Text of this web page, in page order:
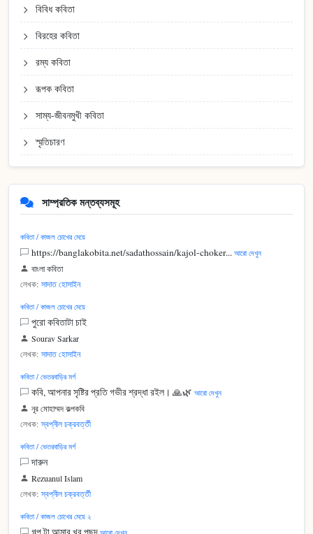
বিবিধ কবিতা
বিরহের কবিতা
রম্য কবিতা
রূপক কবিতা
সাম্য-জীবনমুখী কবিতা
স্মৃতিচারণ
সাম্প্রতিক মন্তব্যসমূহ
কবিতা / কাজল চোখের মেয়ে
https://banglakobita.net/sadathossain/kajol-choker... আরো দেখুন
বাংলা কবিতা
লেখক: সাদাত হোসাইন
কবিতা / কাজল চোখের মেয়ে
পুরো কবিতাটা চাই
Sourav Sarkar
লেখক: সাদাত হোসাইন
কবিতা / ভেতরবাড়ির মর্গ
কবি, আপনার সৃষ্টির প্রতি গভীর শ্রদ্ধা রইল। 🙏🌿 আরো দেখুন
নূর মোহাম্মদ কল্পকবি
লেখক: স্বপ্নীল চক্রবর্ত্তী
কবিতা / ভেতরবাড়ির মর্গ
দারুন
Rezuanul Islam
লেখক: স্বপ্নীল চক্রবর্ত্তী
কবিতা / কাজল চোখের মেয়ে ২